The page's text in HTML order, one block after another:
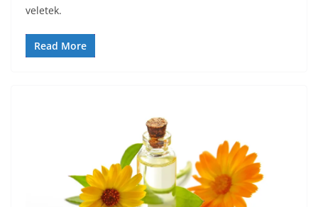
veletek.
Read More